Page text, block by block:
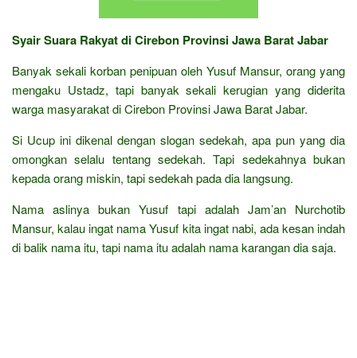
Syair Suara Rakyat di Cirebon Provinsi Jawa Barat Jabar
Banyak sekali korban penipuan oleh Yusuf Mansur, orang yang
mengaku Ustadz, tapi banyak sekali kerugian yang diderita
warga masyarakat di Cirebon Provinsi Jawa Barat Jabar.
Si Ucup ini dikenal dengan slogan sedekah, apa pun yang dia
omongkan selalu tentang sedekah. Tapi sedekahnya bukan
kepada orang miskin, tapi sedekah pada dia langsung.
Nama aslinya bukan Yusuf tapi adalah Jam’an Nurchotib
Mansur, kalau ingat nama Yusuf kita ingat nabi, ada kesan indah
di balik nama itu, tapi nama itu adalah nama karangan dia saja.